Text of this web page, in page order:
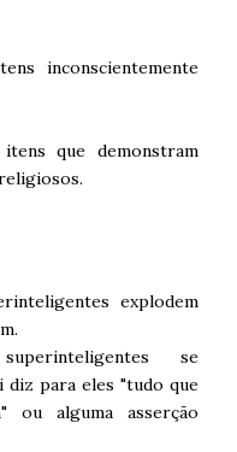
inconscientemente
que demonstram
explodem
se
diz para eles "tudo que
alguma asserção